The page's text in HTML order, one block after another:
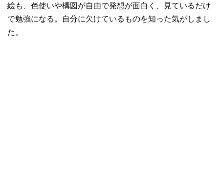
絵も、色使いや構図が自由で発想が面白く、見ているだけ
で勉強になる。自分に欠けているものを知った気がしまし
た。